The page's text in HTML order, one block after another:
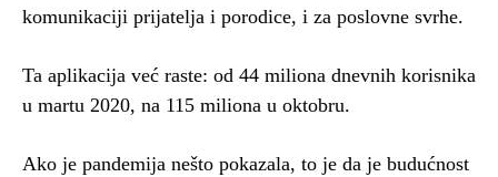
komunikaciji prijatelja i porodice, i za poslovne svrhe.
Ta aplikacija već raste: od 44 miliona dnevnih korisnika
u martu 2020, na 115 miliona u oktobru.
Ako je pandemija nešto pokazala, to je da je budućnost